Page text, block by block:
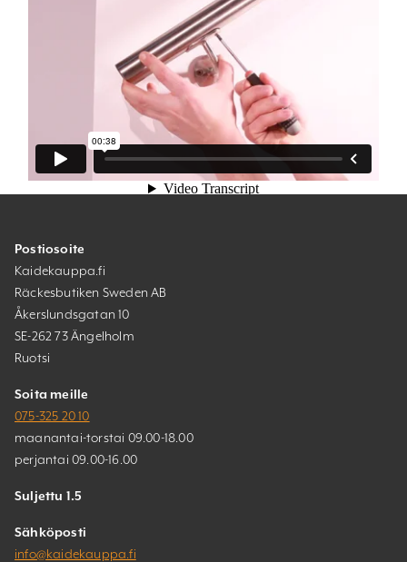
Postiosoite
Kaidekauppa.fi
Räckesbutiken Sweden AB
Åkerslundsgatan 10
SE-262 73 Ängelholm
Ruotsi
Soita meille
075-325 20 10
maanantai-torstai 09.00-18.00
perjantai 09.00-16.00
Suljettu 1.5
Sähköposti
info@kaidekauppa.fi